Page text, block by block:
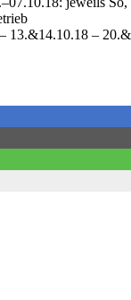
13.&14.10.18 –